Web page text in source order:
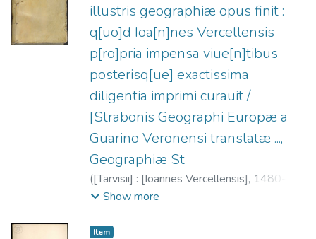
illustris geographiæ opus finit :
q[uo]d Ioa[n]nes Vercellensis
p[ro]pria impensa viue[n]tibus
posterisq[ue] exactissima
diligentia imprimi curauit /
[Strabonis Geographi Europæ a
Guarino Veronensi translatæ ...,
Geographiæ St
([Tarvisii] : [Ioannes Vercellensis], 1480-08-
26)Estrabón;
Tifernate, Gregorio, 1414-ca. 1462
Show more
Item